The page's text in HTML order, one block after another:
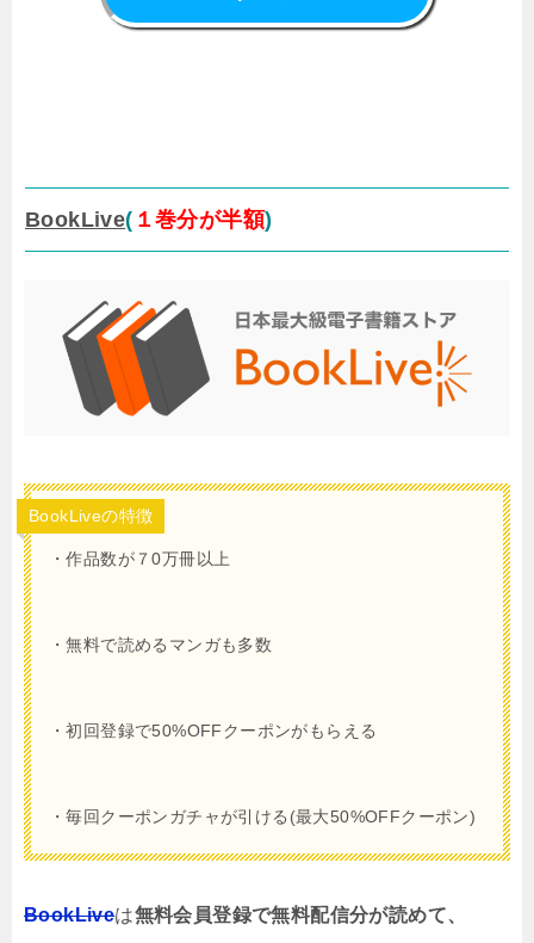
BookLive( １巻分が半額)
BookLiveの特徴
・作品数が７0万冊以上
・無料で読めるマンガも多数
・初回登録で50%OFFクーポンがもらえる
・毎回クーポンガチャが引ける(最大50%OFFクーポン)
BookLiveは無料会員登録で無料配信分が読めて、